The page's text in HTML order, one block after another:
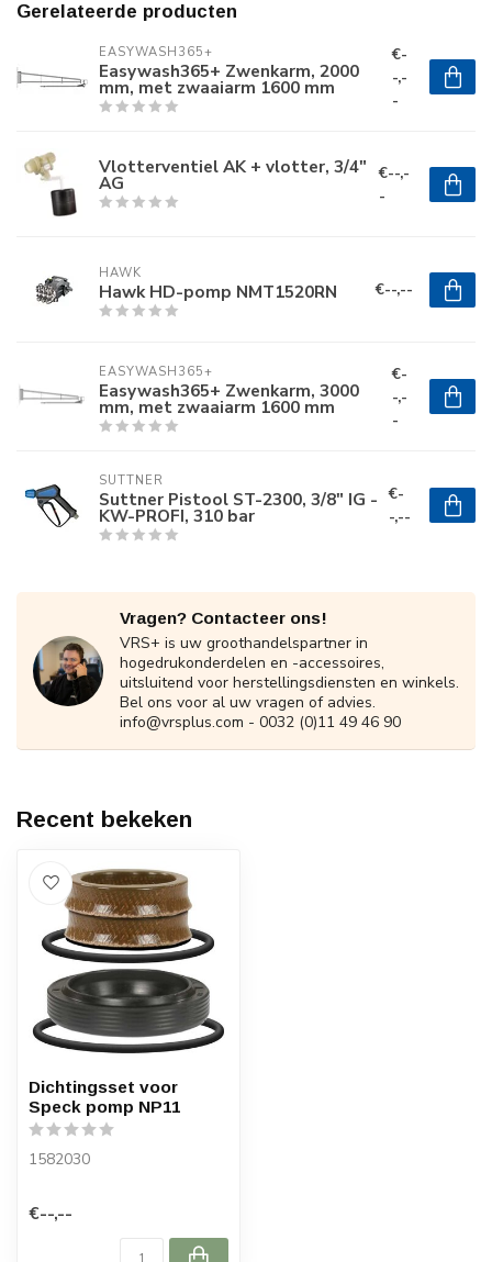
Gerelateerde producten
EASYWASH365+
Easywash365+ Zwenkarm, 2000
mm, met zwaaiarm 1600 mm
€-
-,-
-
Vlotterventiel AK + vlotter, 3/4"
AG
€--,-
-
HAWK
Hawk HD-pomp NMT1520RN €--,--
EASYWASH365+
Easywash365+ Zwenkarm, 3000
mm, met zwaaiarm 1600 mm
€-
-,-
-
SUTTNER
Suttner Pistool ST-2300, 3/8" IG -
KW-PROFI, 310 bar
€-
-,--
Vragen? Contacteer ons!
VRS+ is uw groothandelspartner in
hogedrukonderdelen en -accessoires,
uitsluitend voor herstellingsdiensten en winkels.
Bel ons voor al uw vragen of advies.
info@vrsplus.com - 0032 (0)11 49 46 90
Recent bekeken
Dichtingsset voor
Speck pomp NP11
1582030
€--,--